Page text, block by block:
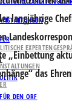
DEN ORF
langjährige
„Einbettung
das